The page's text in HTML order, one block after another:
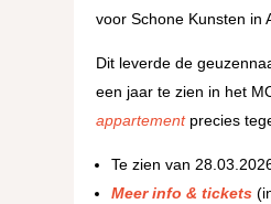
voor Schone Kunsten in
Dit leverde de
een jaar te zien in het
appartementprecies
Te zien van
Meer info & tickets